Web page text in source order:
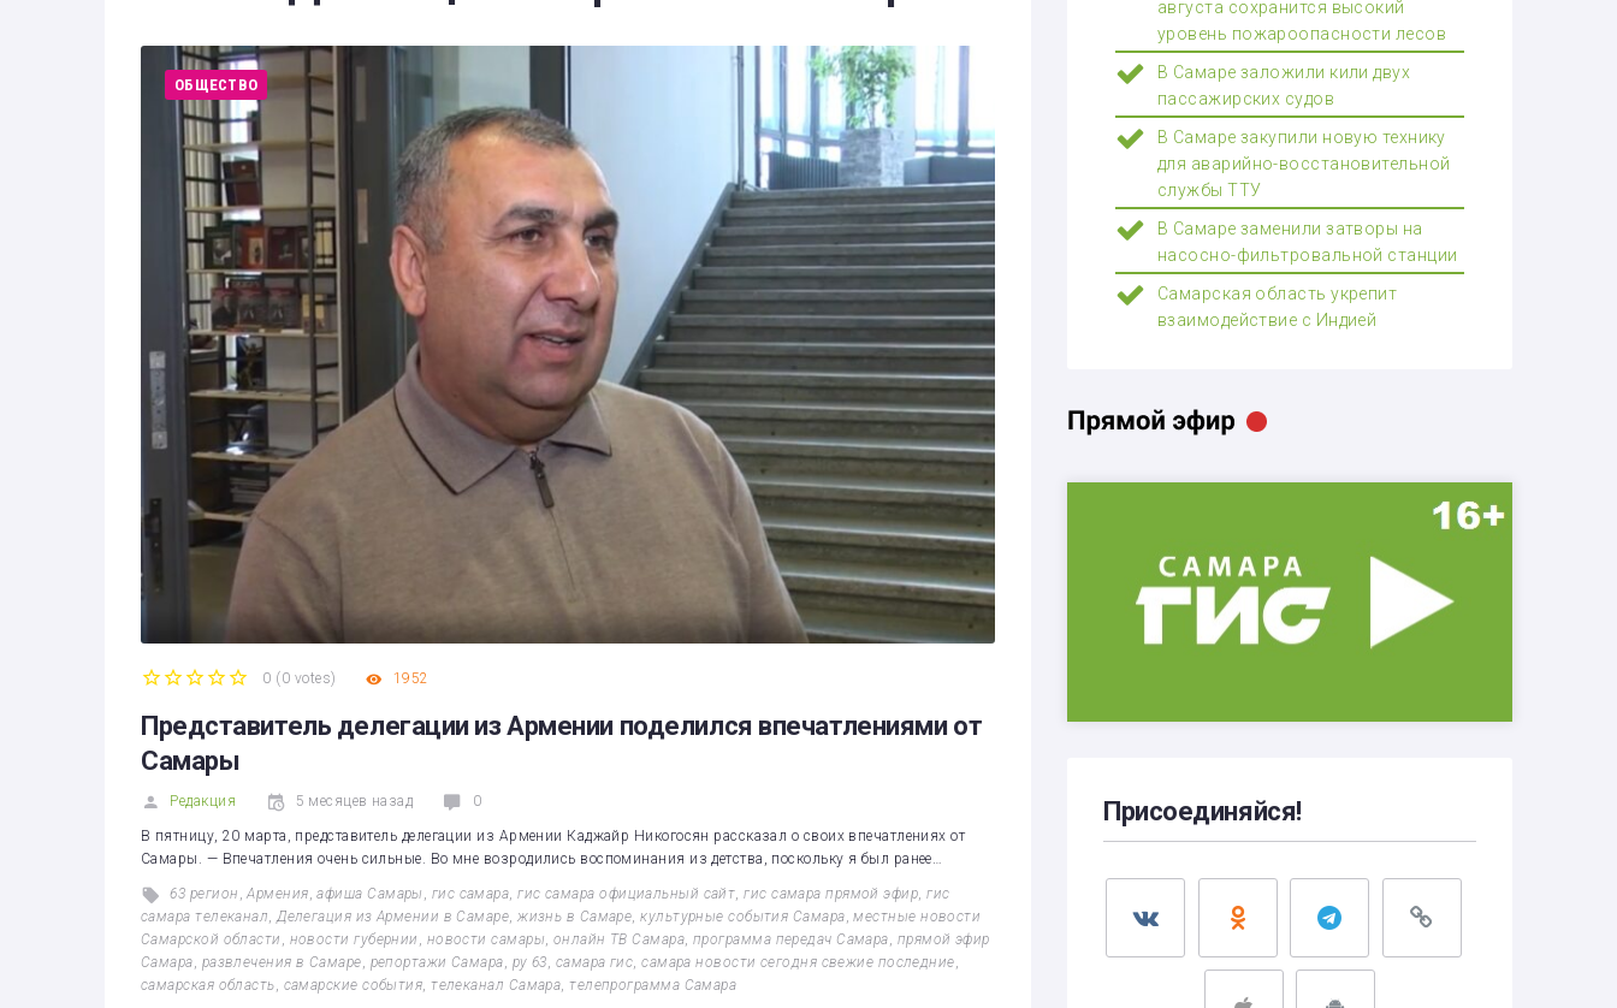
Экономика
Технологии
Политика
ОБЩЕСТВО
0 ( 0 votes) 1952
Представитель делегации из Армении поделился впечатлениями от
Самары
Редакция 5 месяцев назад 0
В пятницу, 20 марта, представитель делегации из Армении Каджайр Никогосян рассказал о своих впечатлениях от
Самары. — Впечатления очень сильные. Во мне возродились воспоминания из детства, поскольку я был ранее…
63 регион ,Армения,афиша Самары , гис самара,гис самара официальный сайт,гис самара прямой эфир,гис
самара телеканал,Делегация из Армении в Самаре,жизнь в Самаре,культурные события Самара,местные новости
Самарской области , новости губернии , новости самары, онлайн ТВ Самара, программа передач Самара, прямой эфир
Самара, развлечения в Самаре, репортажи Самара, ру 63, самара гис,самара новости сегодня свежие последние,
самарская область, самарские события,телеканал Самара,телепрограмма Самара
августа сохранится высокий
уровень пожароопасности лесов
В Самаре заложили кили двух
пассажирских судов
В Самаре закупили новую технику
для аварийно-восстановительной
службы ТТУ
В Самаре заменили затворы на
насосно-фильтровальной станции
Самарская область укрепит
взаимодействие с Индией
Присоединяйся!